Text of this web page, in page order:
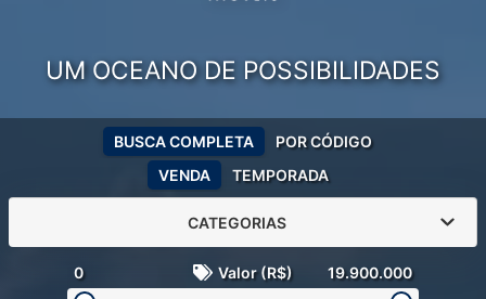
UM OCEANO DE POSSIBILIDADES
VENDA TEMPORADA
BUSCA COMPLETA POR CÓDIGO
CATEGORIAS
0 Valor (R$) 19.900.000